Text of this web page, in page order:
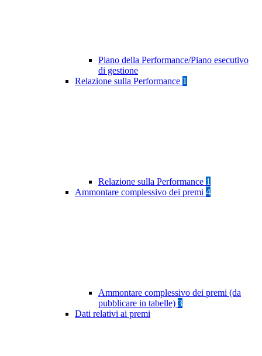
Piano della Performance/Piano esecutivo
di gestione
Relazione sulla Performance 1
Relazione sulla Performance 1
Ammontare complessivo dei premi 4
Ammontare complessivo dei premi (da
pubblicare in tabelle) 3
Dati relativi ai premi